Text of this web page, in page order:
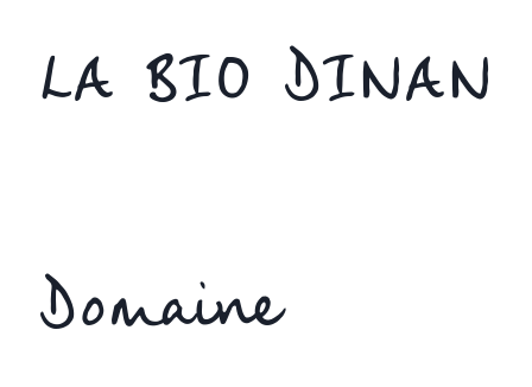
LA BIO DINAN
Domaine